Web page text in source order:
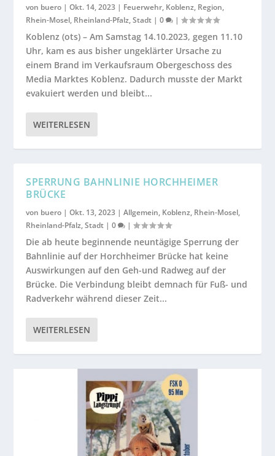
von buero |Okt. 14, 2023 | Feuerwehr, Koblenz, Region,
Rhein-Mosel, Rheinland-Pfalz,Stadt |0 |
Koblenz (ots) – Am Samstag 14.10.2023, gegen 11.10
Uhr, kam es aus bisher ungeklärter Ursache zu
einem Brand im Verkaufsraum Obergeschoss des
Media Marktes Koblenz. Dadurch musste der Markt
evakuiert werden und bleibt...
WEITERLESEN
SPERRUNG BAHNLINIE HORCHHEIMER
BRÜCKE
von buero |Okt. 13, 2023 |Allgemein, Koblenz, Rhein-Mosel,
Rheinland-Pfalz,Stadt |0 |
Die ab heute beginnende neuntägige Sperrung der
Bahnlinie auf der Horchheimer Brücke hat keine
Auswirkungen auf den Geh-und Radweg auf der
Brücke. Die Verbindung bleibt demnach für Fuß- und
Radverkehr während dieser Zeit...
WEITERLESEN